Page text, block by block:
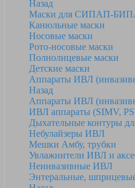
Назад
Маски для СИПАП-
Канюльные маски
Носовые маски
Рото-носовые маски
Полнолицевые маски
Детские маски
Аппараты ИВЛ
Назад
Аппараты ИВЛ
ИВЛ аппараты (SIMV,
Дыхательные контуры
Небулайзеры ИВЛ
Мешки Амбу, трубки
Увлажнители ИВЛ и
Неинвазивные ИВЛ
Энтеральные,